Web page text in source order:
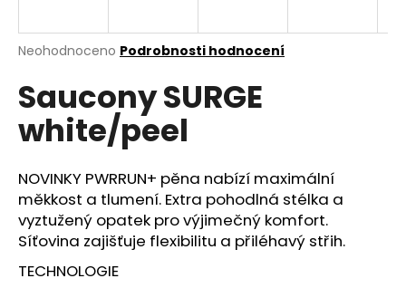
Průměrné
produktu
je
z
hvězdiček.
Neohodnoceno Podrobnosti hodnocení
Saucony SURGE
white/peel
NOVINKY PWRRUN+ pěna nabízí maximální
měkkost a tlumení. Extra pohodlná stélka a
vyztužený opatek pro výjimečný komfort.
Síťovina zajišťuje flexibilitu a přiléhavý střih.
TECHNOLOGIE
j
t
?
HLEDAT